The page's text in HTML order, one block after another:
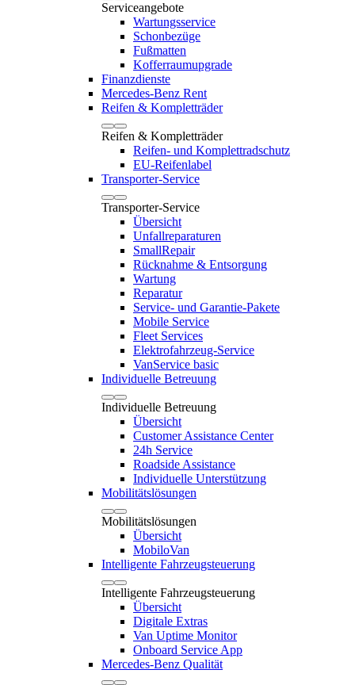
Serviceangebote
Wartungsservice
Schonbezüge
Fußmatten
Kofferraumupgrade
Finanzdienste
Mercedes-Benz Rent
Reifen & Kompletträder
Reifen & Kompletträder
Reifen- und Komplettradschutz
EU-Reifenlabel
Transporter-Service
Transporter-Service
Übersicht
Unfallreparaturen
SmallRepair
Rücknahme & Entsorgung
Wartung
Reparatur
Service- und Garantie-Pakete
Mobile Service
Fleet Services
Elektrofahrzeug-Service
VanService basic
Individuelle Betreuung
Individuelle Betreuung
Übersicht
Customer Assistance Center
24h Service
Roadside Assistance
Individuelle Unterstützung
Mobilitätslösungen
Mobilitätslösungen
Übersicht
MobiloVan
Intelligente Fahrzeugsteuerung
Intelligente Fahrzeugsteuerung
Übersicht
Digitale Extras
Van Uptime Monitor
Onboard Service App
Mercedes-Benz Qualität